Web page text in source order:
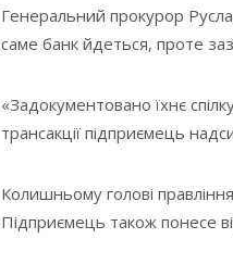
Генеральний прокурор
саме банк йдеться, проте
«Задокументовано їхнє
трансакції підприємець
Колишньому голові
Підприємець також понесе